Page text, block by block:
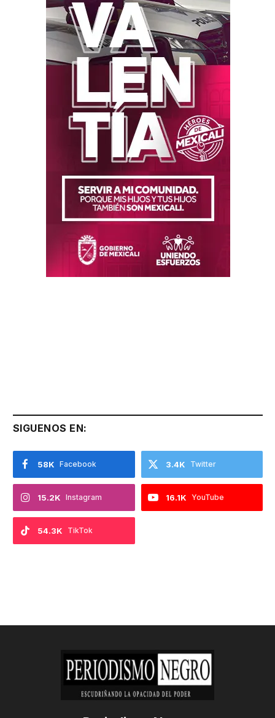
SIGUENOS EN:
Facebook
58K Twitter
3.4K
Instagram
15.2K YouTube
16.1K
TikTok
54.3K